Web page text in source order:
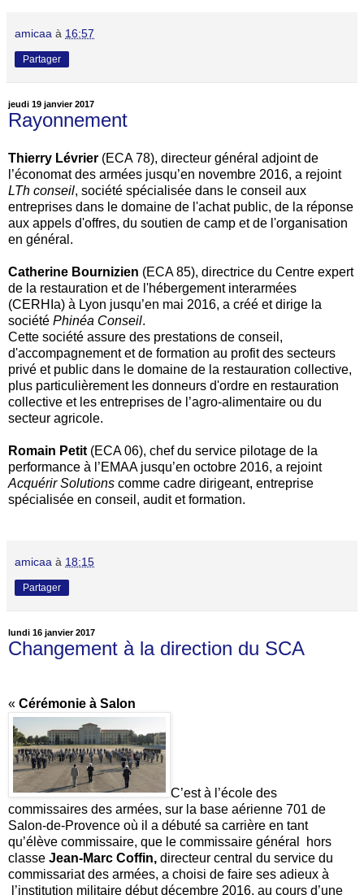
amicaa à 16:57
Partager
jeudi 19 janvier 2017
Rayonnement
Thierry Lévrier (ECA 78), directeur général adjoint de
l’économat des armées jusqu’en novembre 2016, a rejoint
LTh conseil, société spécialisée dans le conseil aux
entreprises dans le domaine de l'achat public, de la réponse
aux appels d'offres, du soutien de camp et de l'organisation
en général.
Catherine Bournizien (ECA 85), directrice du Centre expert
de la restauration et de l'hébergement interarmées
(CERHIa) à Lyon jusqu’en mai 2016, a créé et dirige la
société Phinéa Conseil.
Cette société assure des prestations de conseil,
d'accompagnement et de formation au profit des secteurs
privé et public dans le domaine de la restauration collective,
plus particulièrement les donneurs d'ordre en restauration
collective et les entreprises de l’agro-alimentaire ou du
secteur agricole.
Romain Petit (ECA 06), chef du service pilotage de la
performance à l’EMAA jusqu’en octobre 2016, a rejoint
Acquérir Solutions comme cadre dirigeant, entreprise
spécialisée en conseil, audit et formation.
amicaa à 18:15
Partager
lundi 16 janvier 2017
Changement à la direction du SCA
« Cérémonie à Salon
C’est à l’école des
commissaires des armées, sur la base aérienne 701 de
Salon-de-Provence où il a débuté sa carrière en tant
qu’élève commissaire, que le commissaire général hors
classe Jean-Marc Coffin, directeur central du service du
commissariat des armées, a choisi de faire ses adieux à
l’institution militaire début décembre 2016, au cours d’une